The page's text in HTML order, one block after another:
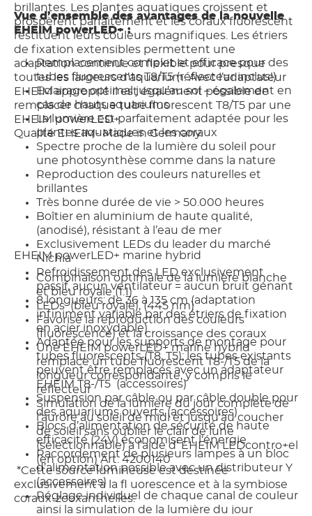
brillantes. Les plantes aquatiques croissent et
prospèrent parfaitement et les coraux fluorescent
restituent leurs couleurs magnifiques. Les étriers
de fixation extensibles permettent une
adaptation continue et flexible pour presque
toutes les largeurs d’aquarium. Avec l’adaptateur
EHEIM approprié il est également possible de
remplacer chaque tube fluorescent T8/T5 par une
EHEIM powerLED+.
Qualité EHEIM- Made in Germany.
Vue d’ensemble des avantages de la nouvelle
EHEIM powerLED+ :
Remplacement complet et efficace pour des
tubes fluorescents T8/T5 (réflecteur inclus!)
Eclairage optimal jusqu’au sol – également en
cas de hauts aquariums
La lumière est parfaitement adaptée pour les
plantes aquatiques et les coraux
Spectre proche de la lumière du soleil pour
une photosynthèse comme dans la nature
Reproduction des couleurs naturelles et
brillantes
Très bonne durée de vie > 50.000 heures
Boîtier en aluminium de haute qualité,
(anodisé), résistant à l’eau de mer
Exclusivement LEDs du leader du marché
Nichia
Refroidissement des LED exclusivement
passif, aucun ventilateur = aucun bruit génant
8 longueurs: de 36 à 135 cm (adaptation
infiniment variable par des étriers de fixation
en acier inoxydable)
Adaptée pour les supports de montage pour
tubes fluorescents (T8, T5); les tubes existants
peuvent être remplacés avec un adaptateur
EHEIM T8-/T5 (accessoires)
Suspension par câble ou par câble double pour
des aquariums ouverts (accessoires)
Blocs d’alimentation de sécurité de haute
efficacité (24V) économisent l‘énergie
Raccordement de plusieurs lampes à un bloc
d’alimentation possible avec un distributeur Y
(accessoires)
Réglage individuel de chaque canal de couleur
ainsi la simulation de la lumière du jour
EHEIM powerLED+ marine hybrid
Combinaison optimale de la lumière blanche
et bleu royale (1:1)
LEDs (bleu royale), (445 nm)
Favorise la reproduction des couleurs
(fluorescence) et la croissance des coraux
Une EHEIM powerLED+ marine hybrid
remplace un tube fluorescent T8-/T5 de la
longueur correspondante, y compris le
réflecteur
Simulation de la lumière du jour complète de
l’aurore au soleil de midi et jusqu‘au coucher
de soleil sans oublier le clair de lune
(sélectionnable) à l’aide d‘ EHEIM LEDcontro+el
(en option) Art. 4200140
*Cette source lumineuse est destinée
exclusivement à la fl uorescence et à la symbiose
coraux-zooxanthelles.